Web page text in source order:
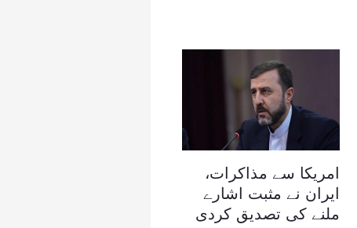
امریکا سے مذاکرات،
ایران نے مثبت اشارے
ملنے کی تصدیق کردی